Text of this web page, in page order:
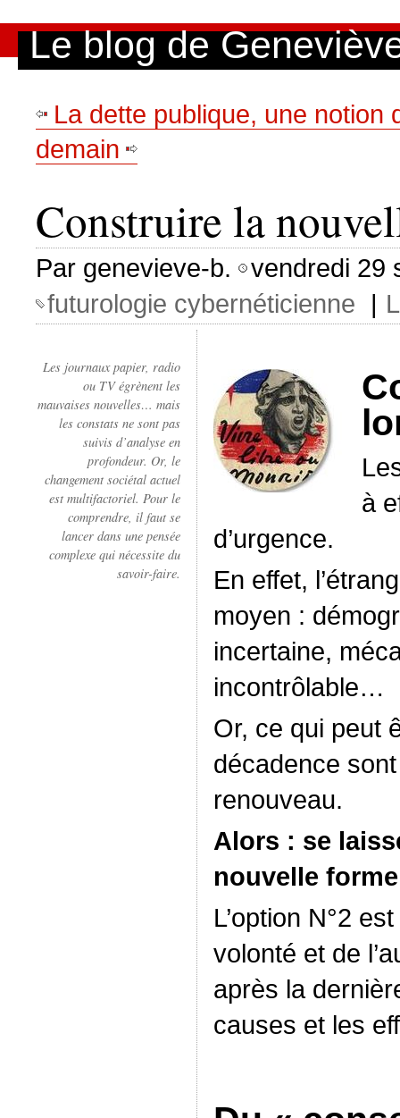
Le blog de
La dette publique, une notion
demain
Construire la
Par genevieve-b.
vendredi 29
futurologie cybernéticienne
|
Les journaux papier, radio
ou TV égrènent les
mauvaises nouvelles… mais
les constats ne sont pas
suivis d’analyse en
profondeur. Or, le
changement sociétal actuel
est multifactoriel. Pour le
comprendre, il faut se
lancer dans une pensée
complexe qui nécessite du
savoir-faire.
à
d’urgence.
En effet,
moyen :
incertaine,
incontrôlable…
Or, ce qui peut
décadence
renouveau.
Alors : se
nouvelle
L’option N°2
volonté et de
après la
causes et les